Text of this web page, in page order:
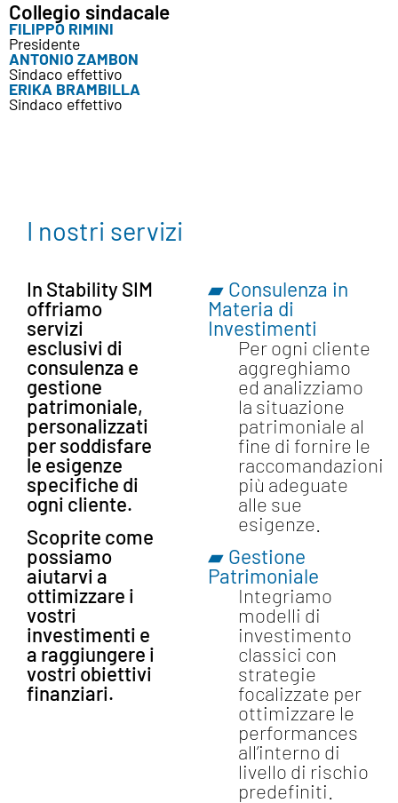
Collegio sindacale
FILIPPO RIMINI
Presidente
ANTONIO ZAMBON
Sindaco effettivo
ERIKA BRAMBILLA
Sindaco effettivo
I nostri servizi
In Stability SIM
offriamo
servizi
esclusivi di
consulenza e
gestione
patrimoniale,
personalizzati
per soddisfare
le esigenze
specifiche di
ogni cliente.
Scoprite come
possiamo
aiutarvi a
ottimizzare i
vostri
investimenti e
a raggiungere i
vostri obiettivi
finanziari.
▰ Consulenza in
Materia di
Investimenti
Per ogni cliente
aggreghiamo
ed analizziamo
la situazione
patrimoniale al
fine di fornire le
raccomandazioni
più adeguate
alle sue
esigenze.
▰ Gestione
Patrimoniale
Integriamo
modelli di
investimento
classici con
strategie
focalizzate per
ottimizzare le
performances
all’interno di
livello di rischio
predefiniti.